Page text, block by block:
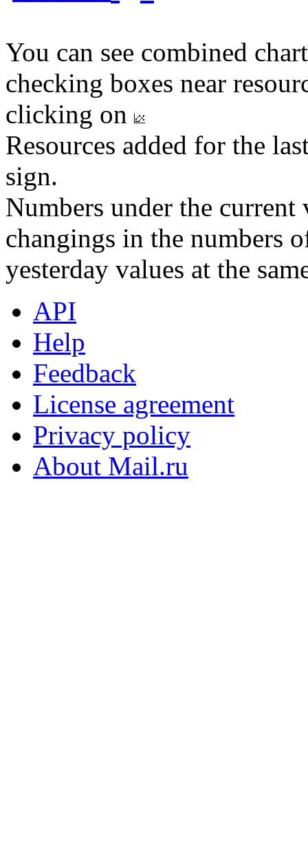
You can see combined
checking boxes near
clicking on
Resources added for the
sign.
Numbers under the
changings in the numbers
yesterday values at the
API
Help
Feedback
License agreement
Privacy policy
About Mail.ru